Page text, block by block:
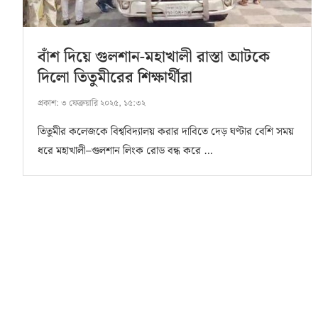
বাঁশ দিয়ে গুলশান-মহাখালী রাস্তা আটকে
দিলো তিতুমীরের শিক্ষার্থীরা
প্রকাশ: ৩ ফেব্রুয়ারি ২০২৫, ১৫:৩২
তিতুমীর কলেজকে বিশ্ববিদ্যালয় করার দাবিতে দেড় ঘণ্টার বেশি সময়
ধরে মহাখালী–গুলশান লিংক রোড বন্ধ করে …